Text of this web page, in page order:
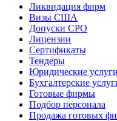
Ликвидация фирм
Визы США
Допуски СРО
Лицензии
Сертификаты
Тендеры
Юридические услуги
Бухгалтерские
Готовые фирмы
Подбор персонала
Продажа готовых